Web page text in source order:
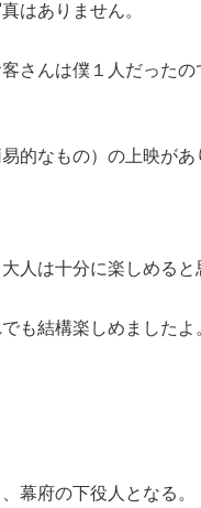
はありません。
さんは僕１人だった
的なもの）の上映が
人は十分に楽しめると
も結構楽しめましたよ
幕府の下役人となる。